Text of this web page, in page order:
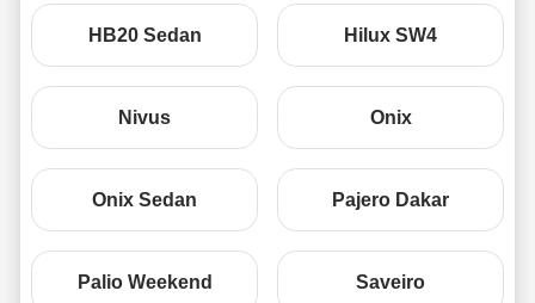
HB20 Sedan Hilux SW4
Nivus Onix
Onix Sedan Pajero Dakar
Palio Weekend Saveiro